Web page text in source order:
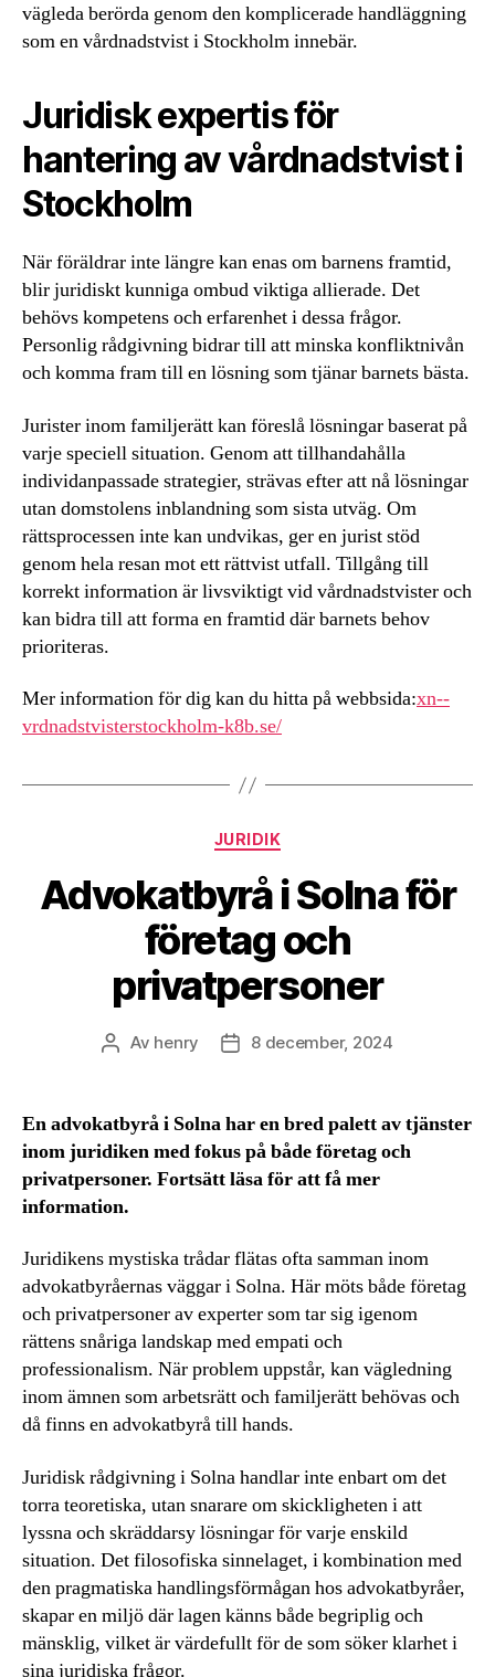
vägleda berörda genom den komplicerade handläggning
som en vårdnadstvist i Stockholm innebär.
Juridisk expertis för
hantering av vårdnadstvist i
Stockholm
När föräldrar inte längre kan enas om barnens framtid,
blir juridiskt kunniga ombud viktiga allierade. Det
behövs kompetens och erfarenhet i dessa frågor.
Personlig rådgivning bidrar till att minska konfliktnivån
och komma fram till en lösning som tjänar barnets bästa.
Jurister inom familjerätt kan föreslå lösningar baserat på
varje speciell situation. Genom att tillhandahålla
individanpassade strategier, strävas efter att nå lösningar
utan domstolens inblandning som sista utväg. Om
rättsprocessen inte kan undvikas, ger en jurist stöd
genom hela resan mot ett rättvist utfall. Tillgång till
korrekt information är livsviktigt vid vårdnadstvister och
kan bidra till att forma en framtid där barnets behov
prioriteras.
Mer information för dig kan du hitta på webbsida:xn--
vrdnadstvisterstockholm-k8b.se/
Kategorier
JURIDIK
Advokatbyrå i Solna för
företag och
privatpersoner
Inläggsförfattare
Av henry Inläggsdatum
8 december, 2024
En advokatbyrå i Solna har en bred palett av tjänster
inom juridiken med fokus på både företag och
privatpersoner. Fortsätt läsa för att få mer
information.
Juridikens mystiska trådar flätas ofta samman inom
advokatbyråernas väggar i Solna. Här möts både företag
och privatpersoner av experter som tar sig igenom
rättens snåriga landskap med empati och
professionalism. När problem uppstår, kan vägledning
inom ämnen som arbetsrätt och familjerätt behövas och
då finns en advokatbyrå till hands.
Juridisk rådgivning i Solna handlar inte enbart om det
torra teoretiska, utan snarare om skickligheten i att
lyssna och skräddarsy lösningar för varje enskild
situation. Det filosofiska sinnelaget, i kombination med
den pragmatiska handlingsförmågan hos advokatbyråer,
skapar en miljö där lagen känns både begriplig och
mänsklig, vilket är värdefullt för de som söker klarhet i
sina juridiska frågor.